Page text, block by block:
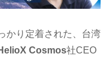
かり定着された、台湾
Cosmos社CEO